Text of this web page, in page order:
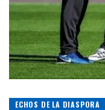
ECHOS DE LA DIASPORA